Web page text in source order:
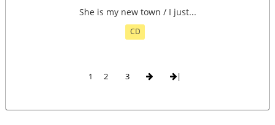
She is my new town / I just...
CD
1 2 3 |